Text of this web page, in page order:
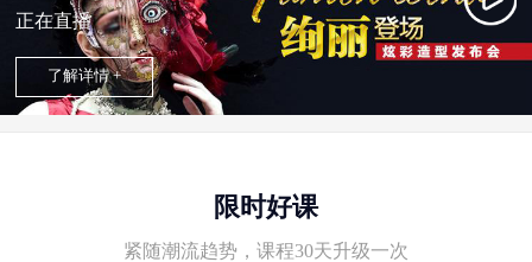
正在直播
了解详情 +
限时好课
紧随潮流趋势，课程30天升级一次